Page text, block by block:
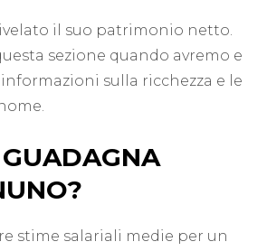
il suo patrimonio netto.
sezione quando avremo e
sulla ricchezza e le
stime salariali medie per un